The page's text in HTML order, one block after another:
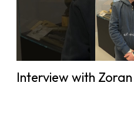
Interview with Zoran